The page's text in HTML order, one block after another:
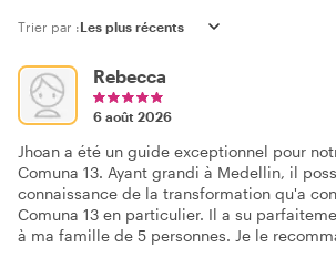
Trier par :
Rebecca
6 août 2026
Jhoan a été un guide exceptionnel pour
Comuna 13. Ayant grandi à Medellin, il
connaissance de la transformation qu'a
Comuna 13 en particulier. Il a su
à ma famille de 5 personnes. Je le